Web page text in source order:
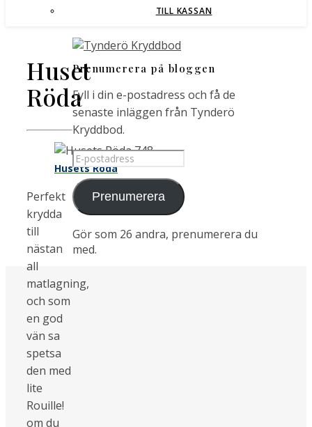
TILL KASSAN
Huset
Röda
Husets Röda
​Perfekt
krydda
till
nästan
all
matlagning,
och som
en god
vän sa
spetsa
den med
lite
Rouille!
om du
Prenumerera på bloggen
Fyll i din e-postadress och få de
senaste inläggen från Tynderö
Kryddbod.
E-
postadress
Prenumerera
Gör som 26 andra, prenumerera du
med.